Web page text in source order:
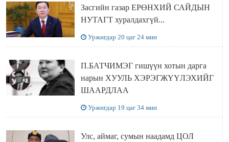
Засгийн газар ЕРӨНХИЙ САЙДЫН
НУТАГТ хуралдахгүй...
Уржигдар 20 цаг 24 мин
П.БАТЧИМЭГ гишүүн хотын дарга
нарын ХУУЛЬ ХЭРЭГЖҮҮЛЭХИЙГ
ШААРДЛАА
Уржигдар 19 цаг 34 мин
Улс, аймаг, сумын наадамд ЦОЛ